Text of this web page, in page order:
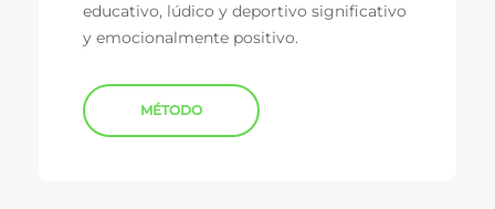
educativo, lúdico y deportivo significativo
y emocionalmente positivo.
MÉTODO